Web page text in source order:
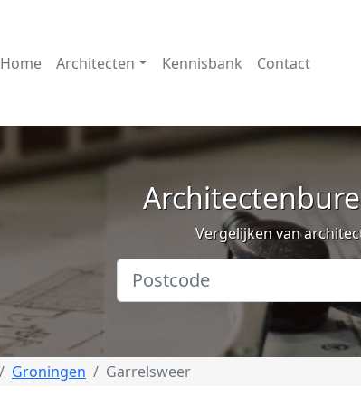
Home Architecten Kennisbank Contact
Vergelijken van
Groningen Garrelsweer